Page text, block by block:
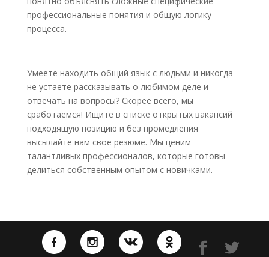
профессиональные понятия и общую логику
процесса.
Умеете находить общий язык с людьми и никогда
не устаете рассказывать о любимом деле и
отвечать на вопросы? Скорее всего, мы
сработаемся! Ищите в списке открытых вакансий
подходящую позицию и без промедления
высылайте нам свое резюме. Мы ценим
талантливых профессионалов, которые готовы
делиться собственным опытом с новичками.